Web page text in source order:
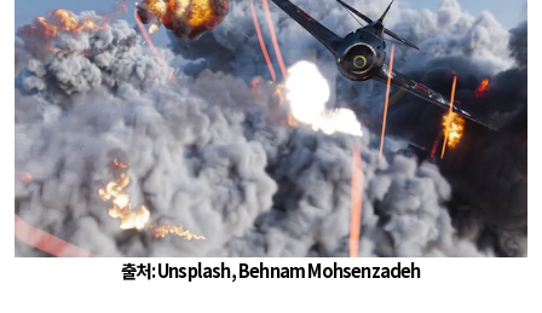
출처: Unsplash, Behnam Mohsenzadeh